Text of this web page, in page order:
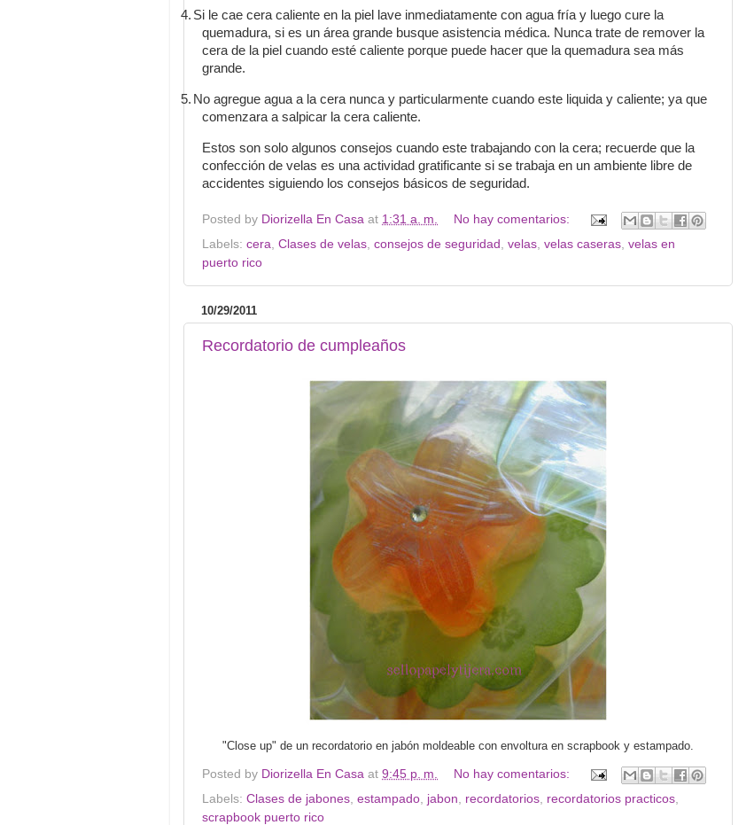
4. Si le cae cera caliente en la piel lave inmediatamente con agua fría y luego cure la
quemadura, si es un área grande busque asistencia médica. Nunca trate de remover la
cera de la piel cuando esté caliente porque puede hacer que la quemadura sea más
grande.
5. No agregue agua a la cera nunca y particularmente cuando este liquida y caliente; ya que
comenzara a salpicar la cera caliente.
Estos son solo algunos consejos cuando este trabajando con la cera; recuerde que la
confección de velas es una actividad gratificante si se trabaja en un ambiente libre de
accidentes siguiendo los consejos básicos de seguridad.
Posted by Diorizella En Casa at 1:31 a. m.
No hay comentarios:
Labels: cera Clases de velas consejos de seguridad velas velas caseras velas en
puerto rico
10/29/2011
Recordatorio de cumpleaños
"Close up" de un recordatorio en jabón moldeable con envoltura en scrapbook y estampado.
Posted by Diorizella En Casa at 9:45 p. m.
No hay comentarios:
Labels: Clases de jabones estampado jabon recordatorios recordatorios practicos
scrapbook puerto rico